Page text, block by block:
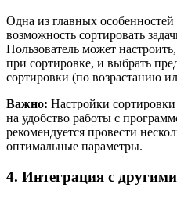
Одна из главных
возможность сортировать
Пользователь может
при сортировке, и выбрать
сортировки (по возрастанию
Важно: Настройки
на удобство работы с
рекомендуется провести
оптимальные параметры.
4. Интеграция с